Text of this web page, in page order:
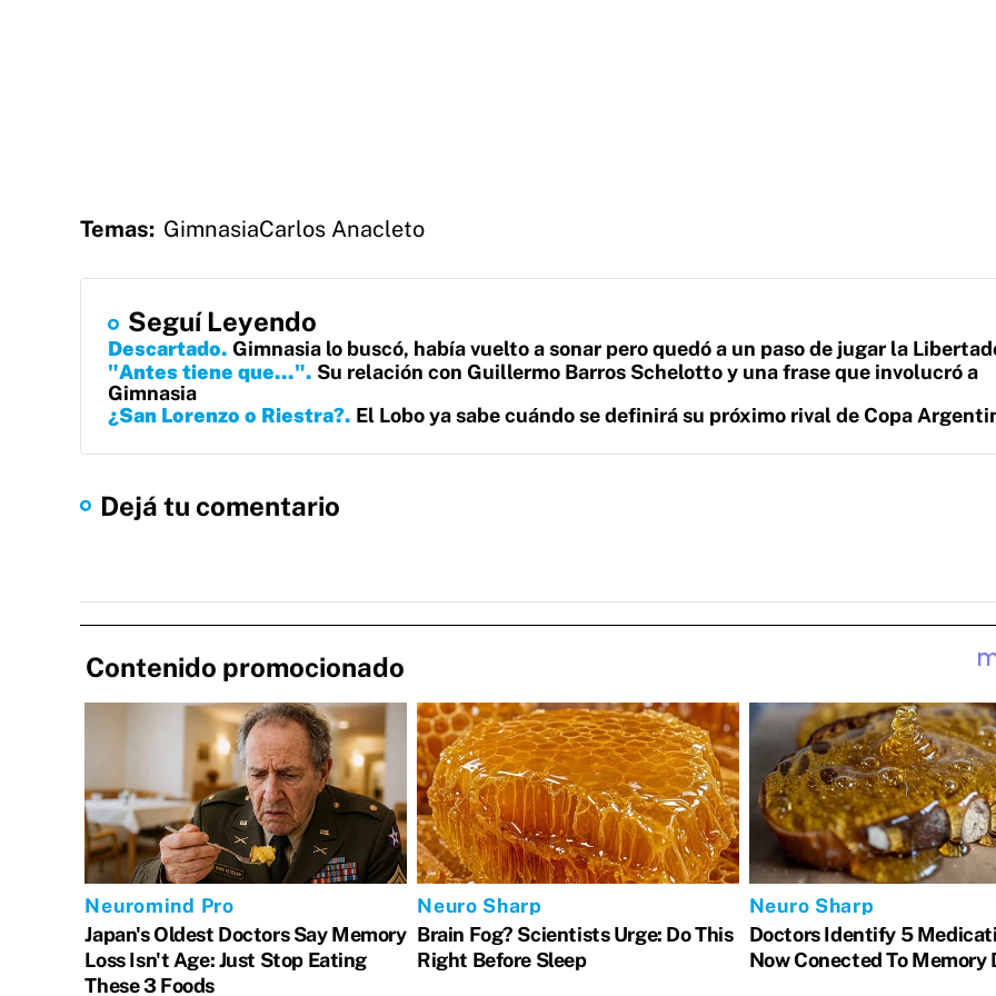
Temas: GimnasiaCarlos Anacleto
Seguí Leyendo
Descartado Gimnasia lo buscó, había vuelto a sonar pero quedó a un paso de jugar la
"Antes tiene que..." Su relación con Guillermo Barros Schelotto y una frase que involucró a
Gimnasia
¿San Lorenzo o Riestra? El Lobo ya sabe cuándo se definirá su próximo rival de Copa
Dejá tu comentario